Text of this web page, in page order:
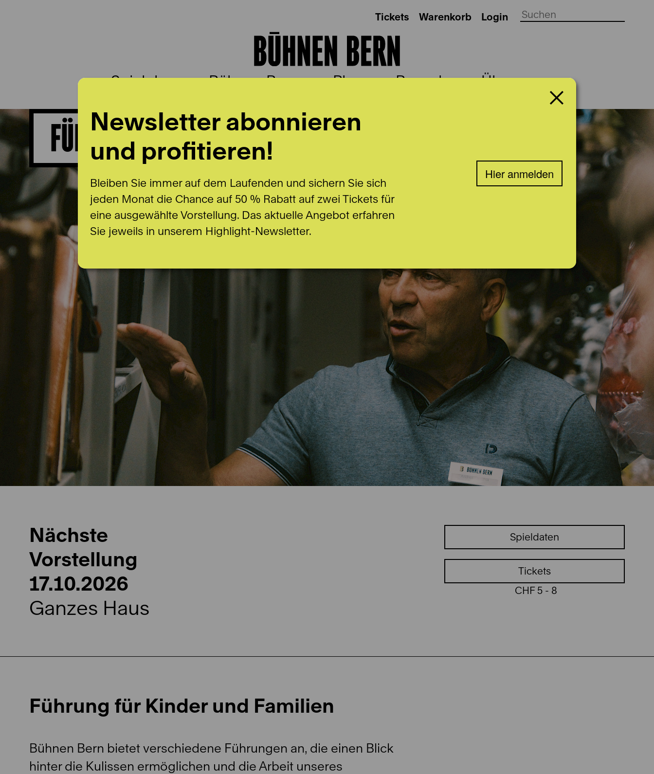
Tickets Warenkorb Login
Spielplan Bühnen Bern Plus Besuch Über uns
FÜHRUNGEN FÜR ALLE
Nächste
Vorstellung
17.10.2026
Ganzes Haus
Spieldaten
Tickets
CHF 5 - 8
Führung für Kinder und Familien
Bühnen Bern bietet verschiedene Führungen an, die einen Blick
hinter die Kulissen ermöglichen und die Arbeit unseres
Newsletter abonnieren
und profitieren!
Bleiben Sie immer auf dem Laufenden und sichern Sie sich
jeden Monat die Chance auf 50 % Rabatt auf zwei Tickets für
eine ausgewählte Vorstellung. Das aktuelle Angebot erfahren
Sie jeweils in unserem Highlight-Newsletter.
Hier anmelden